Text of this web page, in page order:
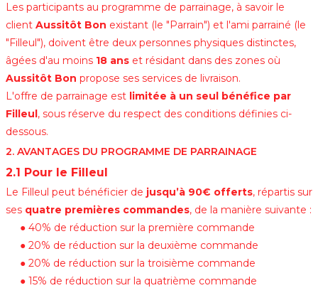
Les participants au programme de parrainage, à savoir le
client Aussitôt Bon existant (le "Parrain") et l'ami parrainé (le
"Filleul"), doivent être deux personnes physiques distinctes,
âgées d'au moins 18 ans et résidant dans des zones où
Aussitôt Bon propose ses services de livraison.
L'offre de parrainage est limitée à un seul bénéfice par
Filleul, sous réserve du respect des conditions définies ci-
dessous.
2. AVANTAGES DU PROGRAMME DE PARRAINAGE
2.1 Pour le Filleul
Le Filleul peut bénéficier de jusqu’à 90€ offerts, répartis sur
ses quatre premières commandes, de la manière suivante :
● 40% de réduction sur la première commande
● 20% de réduction sur la deuxième commande
● 20% de réduction sur la troisième commande
● 15% de réduction sur la quatrième commande